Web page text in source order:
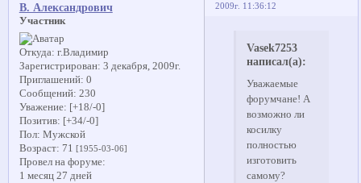
2009г. 11:36:12
В. Александрович
Участник
Откуда: г.Владимир
Зарегистрирован: 3 декабря, 2009г.
Приглашений: 0
Сообщений: 230
Уважение: [+18/-0]
Позитив: [+34/-0]
Пол: Мужской
Возраст: 71 [1955-03-06]
Провел на форуме:
1 месяц 27 дней
Vasek7253
написал(а):
Уважаемые
форумчане! А
возможно ли
косилку
полностью
изготовить
самому?